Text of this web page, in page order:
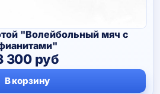
"Волейбольный мяч с
300 руб
В корзину